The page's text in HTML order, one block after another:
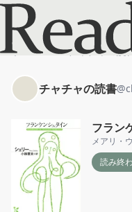
ホーム
チャチャの読
チャチャの読書@
フラン
メアリ・
読み終